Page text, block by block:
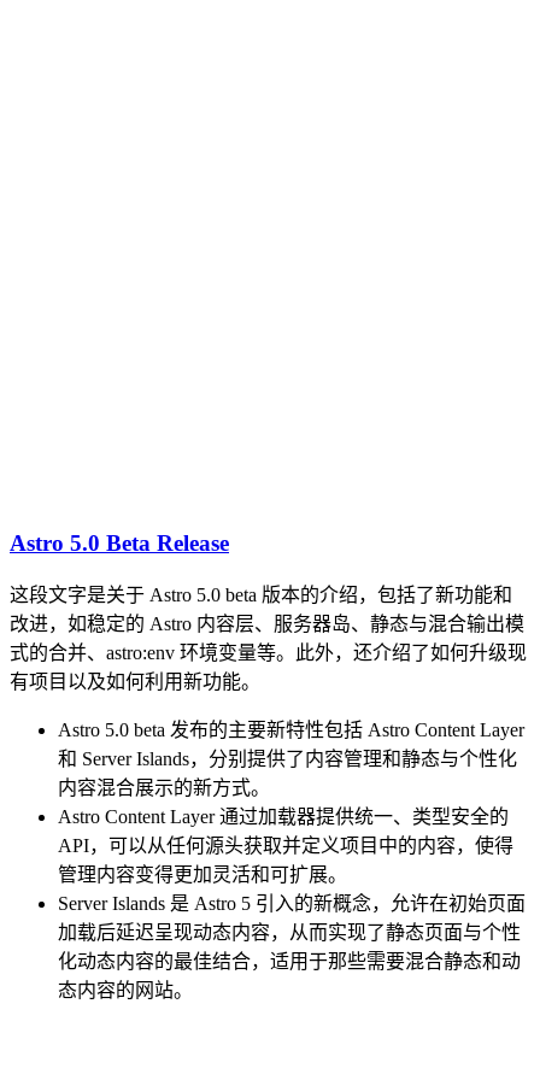
Astro 5.0 Beta Release
这段文字是关于 Astro 5.0 beta 版本的介绍，包括了新功能和
改进，如稳定的 Astro 内容层、服务器岛、静态与混合输出模
式的合并、astro:env 环境变量等。此外，还介绍了如何升级现
有项目以及如何利用新功能。
Astro 5.0 beta 发布的主要新特性包括 Astro Content Layer
和 Server Islands，分别提供了内容管理和静态与个性化
内容混合展示的新方式。
Astro Content Layer 通过加载器提供统一、类型安全的
API，可以从任何源头获取并定义项目中的内容，使得
管理内容变得更加灵活和可扩展。
Server Islands 是 Astro 5 引入的新概念，允许在初始页面
加载后延迟呈现动态内容，从而实现了静态页面与个性
化动态内容的最佳结合，适用于那些需要混合静态和动
态内容的网站。